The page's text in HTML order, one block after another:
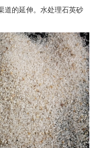
道的延伸。水处理石英砂